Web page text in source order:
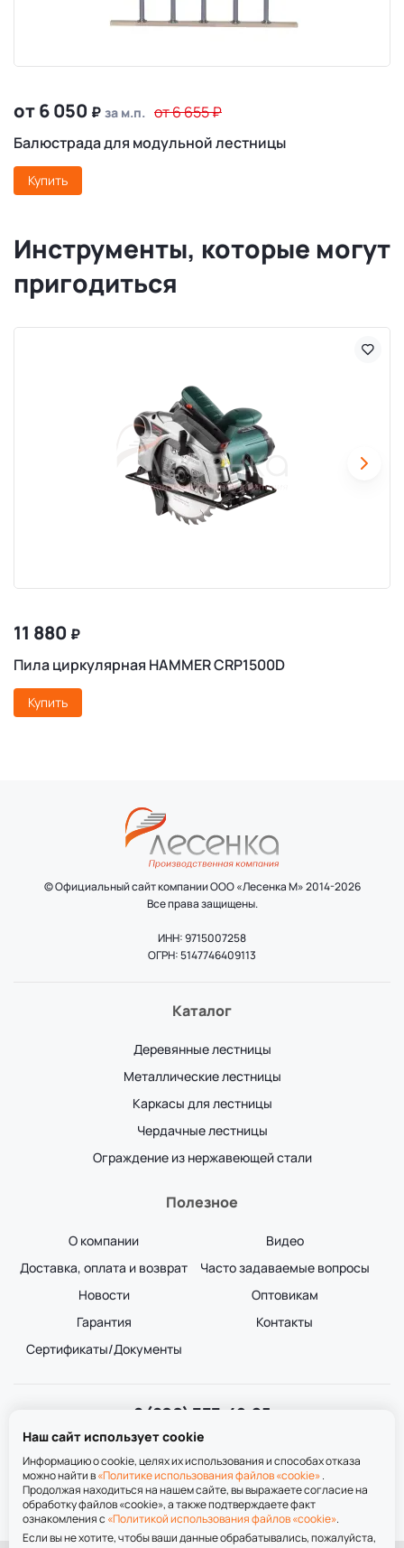
от 6 050 ₽ за м.п. от 6 655₽
Балюстрада для модульной лестницы
Купить
Инструменты, которые могут
пригодиться
11 880 ₽
Пила циркулярная HAMMER CRP1500D
Купить
© Официальный сайт компании ООО «Лесенка М» 2014-2026
Все права защищены.
ИНН: 9715007258
ОГРН: 5147746409113
Каталог
Деревянные лестницы
Металлические лестницы
Каркасы для лестницы
Чердачные лестницы
Ограждение из нержавеющей стали
Полезное
О компании
Доставка, оплата и возврат
Новости
Гарантия
Сертификаты/Документы
Видео
Часто задаваемые вопросы
Оптовикам
Контакты
8 (800) 333-49-25
Звонок бесплатный
пн-пт 8:00-20:00
сб-вс 9:00-20:00
Наш сайт использует cookie
Информацию о cookie, целях их использования и способах отказа
можно найти в«Политике использования файлов «cookie».
Продолжая находиться на нашем сайте, вы выражаете согласие на
обработку файлов «cookie», а также подтверждаете факт
ознакомления с «Политикой использования файлов «cookie».
Если вы не хотите, чтобы ваши данные обрабатывались, пожалуйста,